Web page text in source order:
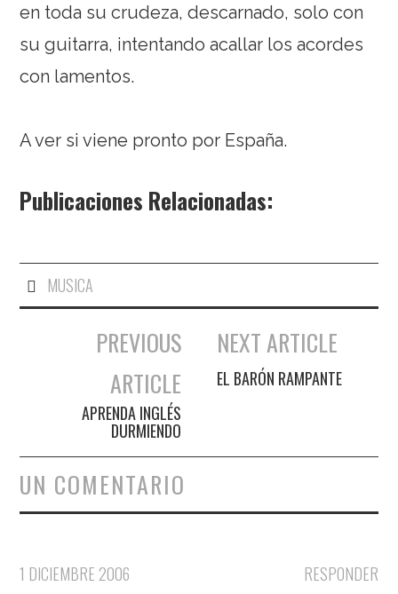
en toda su crudeza, descarnado, solo con
su guitarra, intentando acallar los acordes
con lamentos.
A ver si viene pronto por España.
Publicaciones Relacionadas:
MUSICA
Navegación de entradas
PREVIOUS
ARTICLE
APRENDA INGLÉS
DURMIENDO
NEXT ARTICLE
EL BARÓN RAMPANTE
UN COMENTARIO
RESPONDER
1 DICIEMBRE 2006